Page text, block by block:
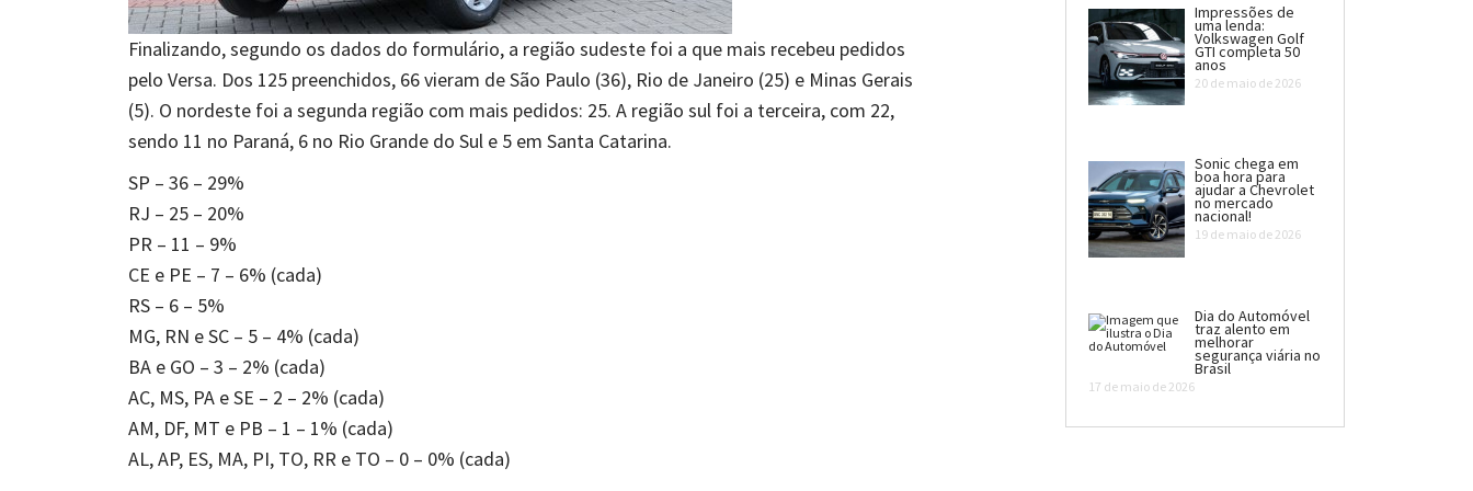
Finalizando, segundo os dados do formulário, a região sudeste foi a que mais recebeu pedidos
pelo Versa. Dos 125 preenchidos, 66 vieram de São Paulo (36), Rio de Janeiro (25) e Minas Gerais
(5). O nordeste foi a segunda região com mais pedidos: 25. A região sul foi a terceira, com 22,
sendo 11 no Paraná, 6 no Rio Grande do Sul e 5 em Santa Catarina.
SP – 36 – 29%
RJ – 25 – 20%
PR – 11 – 9%
CE e PE – 7 – 6% (cada)
RS – 6 – 5%
MG, RN e SC – 5 – 4% (cada)
BA e GO – 3 – 2% (cada)
AC, MS, PA e SE – 2 – 2% (cada)
AM, DF, MT e PB – 1 – 1% (cada)
AL, AP, ES, MA, PI, TO, RR e TO – 0 – 0% (cada)
Impressões de
uma lenda:
Volkswagen Golf
GTI completa 50
anos
20 de maio de 2026
Sonic chega em
boa hora para
ajudar a Chevrolet
no mercado
nacional!
19 de maio de 2026
Dia do Automóvel
traz alento em
melhorar
segurança viária no
Brasil
17 de maio de 2026